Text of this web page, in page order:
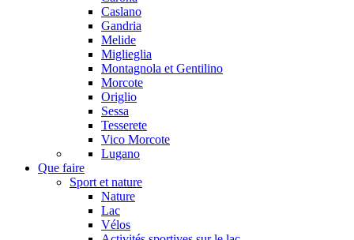
Caslano
Gandria
Melide
Miglieglia
Montagnola et Gentilino
Morcote
Origlio
Sessa
Tesserete
Vico Morcote
Lugano
Que faire
Sport et nature
Nature
Lac
Vélos